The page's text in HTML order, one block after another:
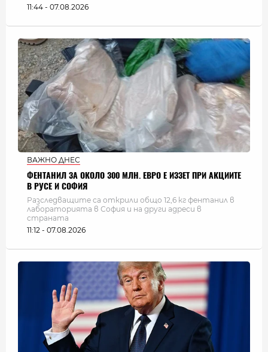
11:44 - 07.08.2026
ВАЖНО ДНЕС
ФЕНТАНИЛ ЗА ОКОЛО 300 МЛН. ЕВРО Е ИЗЗЕТ ПРИ АКЦИИТЕ
В РУСЕ И СОФИЯ
Разследващите са открили общо 12,6 кг фентанил в
лабораторията в София и на други адреси в
страната
11:12 - 07.08.2026